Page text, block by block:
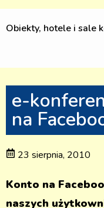
Obiekty, hotele i sale
e-
na
23 sierpnia, 2010
Konto na
naszych